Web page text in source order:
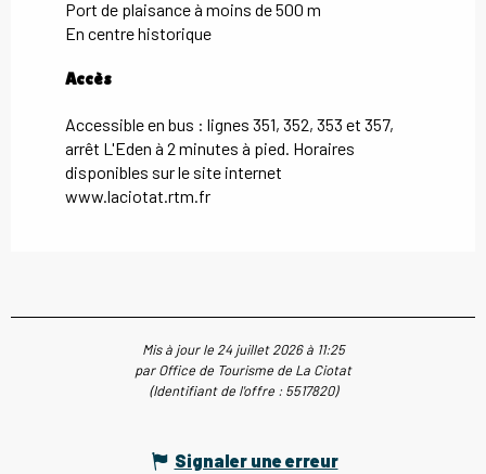
Port de plaisance à moins de 500 m
En centre historique
Accès
Accès
Accessible en bus : lignes 351, 352, 353 et 357,
arrêt L'Eden à 2 minutes à pied. Horaires
disponibles sur le site internet
www.laciotat.rtm.fr
Mis à jour le 24 juillet 2026 à 11:25
par Office de Tourisme de La Ciotat
(Identifiant de l'offre :5517820)
Signaler une erreur